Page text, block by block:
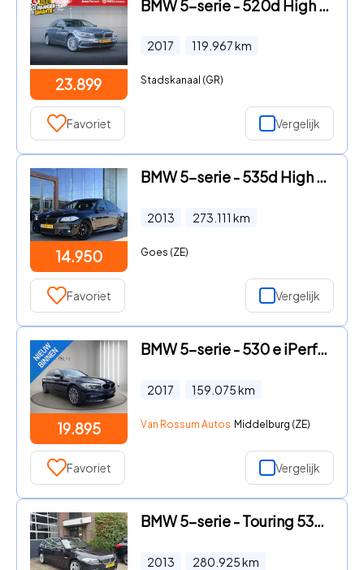
23.899
BMW 5-serie - 520d High Executive | BTW | Memory |
2017 119.967km
Stadskanaal (GR)
Favoriet Vergelijk
14.950
BMW 5-serie - 535d High Executive M Pakket | Memory | Schuifdak | Elec Tre
2013 273.111 km
Goes (ZE)
Favoriet Vergelijk
19.895
BMW 5-serie - 530 e iPerformance
2017 159.075km
Van Rossum Autos Middelburg (ZE)
Favoriet Vergelijk
BMW 5-serie - Touring 530xd Upgrade Edition M |Pano |Leer |Nap
2013 280.925km